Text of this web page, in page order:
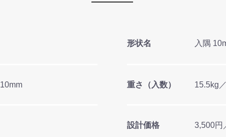
形状名 入隅
重さ（入数） 15.5kg
設計価格 3,500円